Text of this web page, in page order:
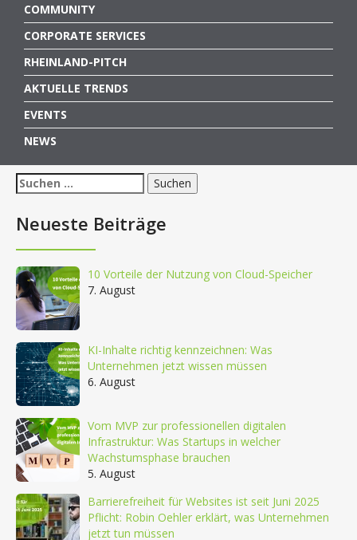
COMMUNITY
CORPORATE SERVICES
RHEINLAND-PITCH
AKTUELLE TRENDS
EVENTS
NEWS
Suchen
nach:
Neueste Beiträge
10 Vorteile der Nutzung von Cloud-Speicher
7. August
KI-Inhalte richtig kennzeichnen: Was
Unternehmen jetzt wissen müssen
6. August
Vom MVP zur professionellen digitalen
Infrastruktur: Was Startups in welcher
Wachstumsphase brauchen
5. August
Barrierefreiheit für Websites ist seit Juni 2025
Pflicht: Robin Oehler erklärt, was Unternehmen
jetzt tun müssen